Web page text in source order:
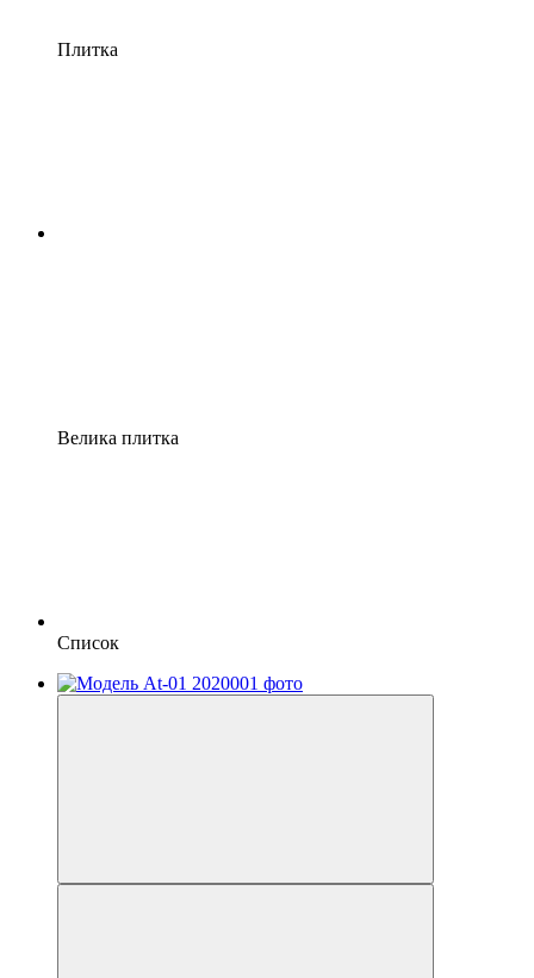
Плитка
Велика плитка
Список